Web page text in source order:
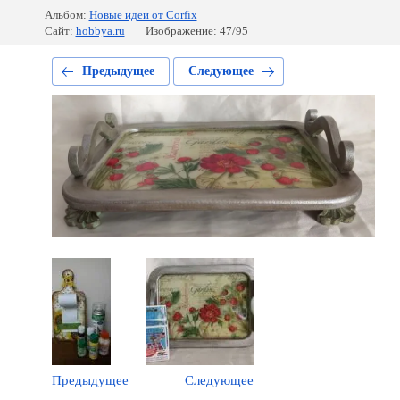
Альбом: Новые идеи от Corfix
Сайт: hobbya.ru Изображение: 47/95
Предыдущее Следующее
Предыдущее Следующее